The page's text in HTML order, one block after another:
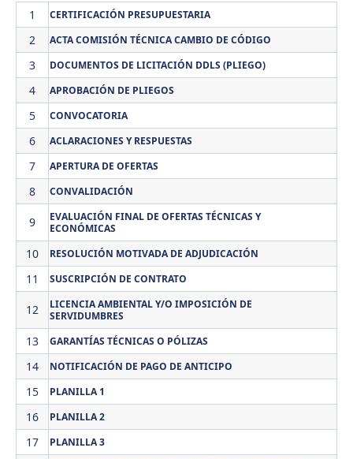
1 CERTIFICACIÓN PRESUPUESTARIA
2 ACTA COMISIÓN TÉCNICA CAMBIO DE CÓDIGO
3 DOCUMENTOS DE LICITACIÓN DDLS (PLIEGO)
4 APROBACIÓN DE PLIEGOS
5 CONVOCATORIA
6 ACLARACIONES Y RESPUESTAS
7 APERTURA DE OFERTAS
8 CONVALIDACIÓN
9
EVALUACIÓN FINAL DE OFERTAS TÉCNICAS Y
ECONÓMICAS
10 RESOLUCIÓN MOTIVADA DE ADJUDICACIÓN
11 SUSCRIPCIÓN DE CONTRATO
12
LICENCIA AMBIENTAL Y/O IMPOSICIÓN DE
SERVIDUMBRES
13 GARANTÍAS TÉCNICAS O PÓLIZAS
14 NOTIFICACIÓN DE PAGO DE ANTICIPO
15 PLANILLA 1
16 PLANILLA 2
17 PLANILLA 3